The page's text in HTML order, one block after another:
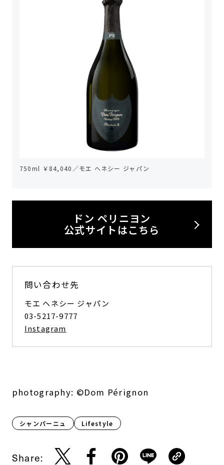
750ml ￥84,040／モエ ヘネシー ジャパン
ドン ペリニヨン
公式サイトはこちら
問い合わせ先
モエ ヘネシー ジャパン
03-5217-9777
Instagram
photography: ©Dom Pérignon
シャンパーニュ Lifestyle​
Share: